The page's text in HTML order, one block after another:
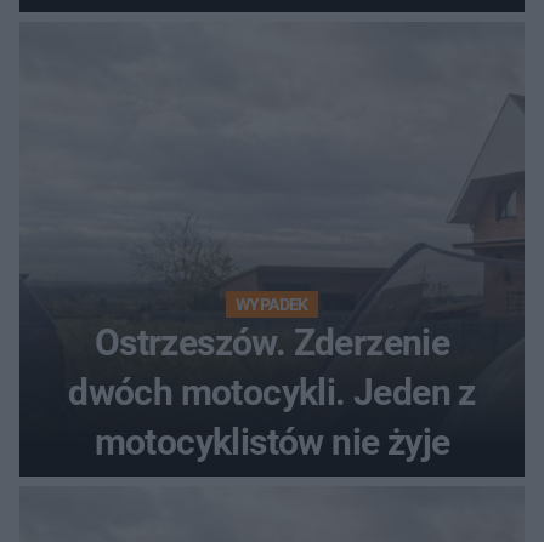
WYPADEK
Ostrzeszów. Zderzenie
dwóch motocykli. Jeden z
motocyklistów nie żyje